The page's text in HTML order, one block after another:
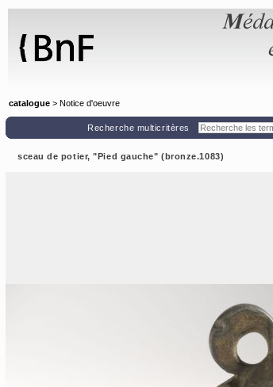
catalogue > Notice d'oeuvre
Recherche multicritères
sceau de potier, "Pied gauche" (bronze.1083)